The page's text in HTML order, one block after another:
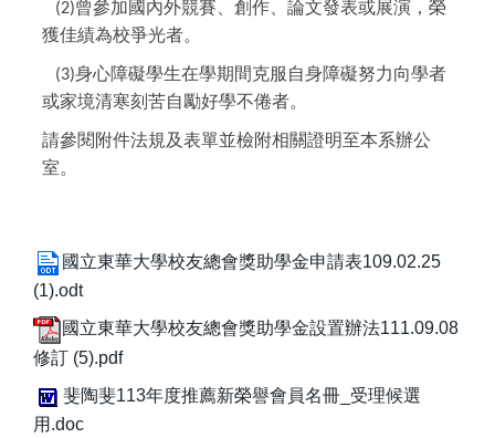
(2)曾參加國內外競賽、創作、論文發表或展演，榮
獲佳績為校爭光者。
(3)身心障礙學生在學期間克服自身障礙努力向學者
或家境清寒刻苦自勵好學不倦者。
請參閱附件法規及表單並檢附相關證明至本系辦公
室。
國立東華大學校友總會獎助學金申請表109.02.25
(1).odt
國立東華大學校友總會獎助學金設置辦法111.09.08
修訂 (5).pdf
斐陶斐113年度推薦新榮譽會員名冊_受理候選
用.doc